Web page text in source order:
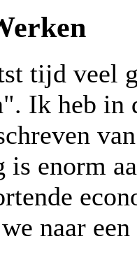
tijd veel
Ik heb
is enorm
naar